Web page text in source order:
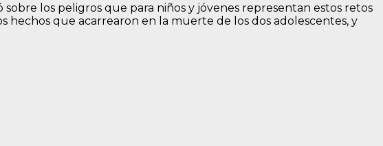
los peligros que para niños y jóvenes representan estos retos
hechos que acarrearon en la muerte de los dos adolescentes, y